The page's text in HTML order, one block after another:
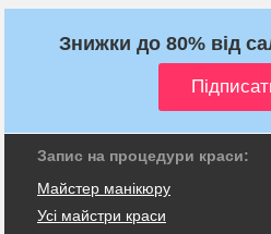
Знижки до 80% від
Запис на процедури краси:
Майстер манікюру
Усі майстри краси